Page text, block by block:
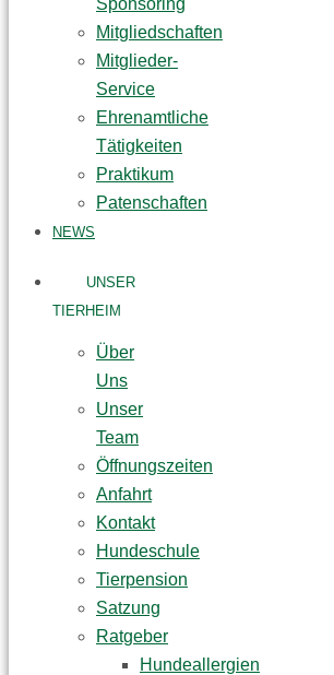
Mitgliedschaften
Mitglieder-
Service
Ehrenamtliche
Tätigkeiten
Praktikum
Patenschaften
NEWS
UNSER
TIERHEIM
Über
Uns
Unser
Team
Öffnungszeiten
Anfahrt
Kontakt
Hundeschule
Tierpension
Satzung
Ratgeber
Hundeallergien